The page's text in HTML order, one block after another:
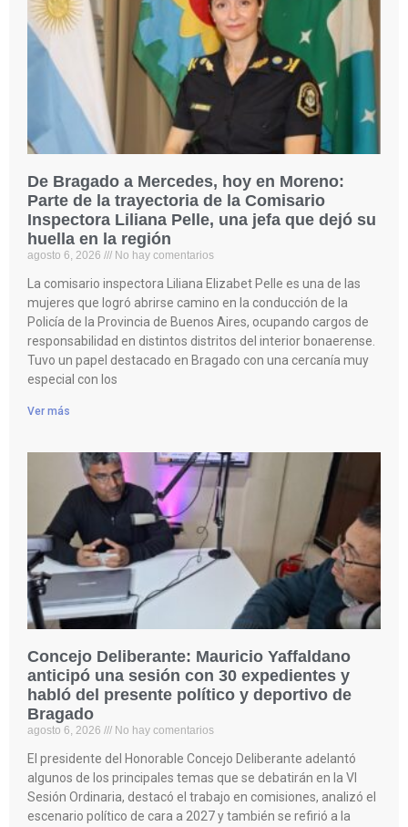
De Bragado a Mercedes, hoy en Moreno:
Parte de la trayectoria de la Comisario
Inspectora Liliana Pelle, una jefa que dejó su
huella en la región
agosto 6, 2026 No hay comentarios
La comisario inspectora Liliana Elizabet Pelle es una de las
mujeres que logró abrirse camino en la conducción de la
Policía de la Provincia de Buenos Aires, ocupando cargos de
responsabilidad en distintos distritos del interior bonaerense.
Tuvo un papel destacado en Bragado con una cercanía muy
especial con los
Ver más
Concejo Deliberante: Mauricio Yaffaldano
anticipó una sesión con 30 expedientes y
habló del presente político y deportivo de
Bragado
agosto 6, 2026 No hay comentarios
El presidente del Honorable Concejo Deliberante adelantó
algunos de los principales temas que se debatirán en la VI
Sesión Ordinaria, destacó el trabajo en comisiones, analizó el
escenario político de cara a 2027 y también se refirió a la